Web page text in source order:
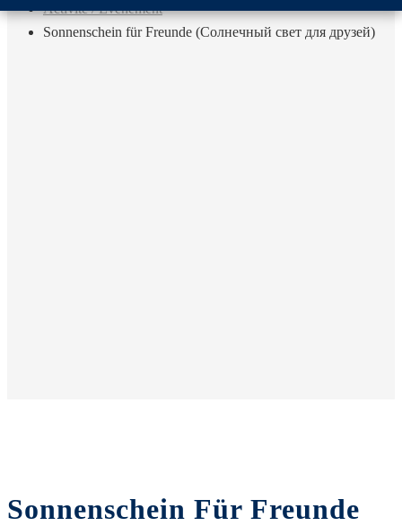
Activité / Événement
Sonnenschein für Freunde (Солнечный свет для друзей)
Sonnenschein Für Freunde